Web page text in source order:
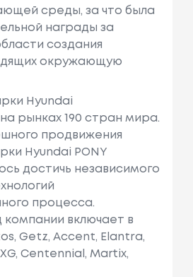
среды, за что была
награды за
создания
окружающую
Hyundai
рынках 190 стран мира.
продвижения
Hyundai PONY
достичь независимого
процесса.
включает в
Getz, Accent, Elantra,
Centennial, Martix,